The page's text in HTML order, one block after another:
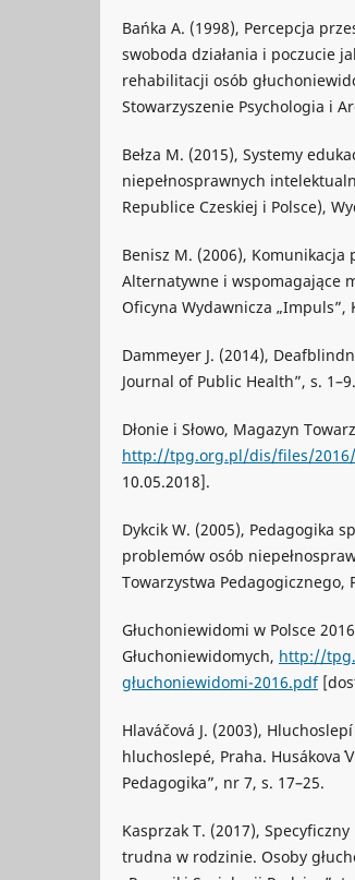
Bańka A. (1998), Percepcja
swoboda działania i poczucie
rehabilitacji osób
Stowarzyszenie Psychologia i
Bełza M. (2015), Systemy
niepełnosprawnych
Republice Czeskiej i Polsce),
Benisz M. (2006),
Alternatywne i wspomagające
Oficyna Wydawnicza „Impuls”,
Dammeyer J. (2014),
Journal of Public Health”, s. 1–9.
Dłonie i Słowo, Magazyn
http://tpg.org.pl/dis/files/2016/
10.05.2018].
Dykcik W. (2005), Pedagogika
problemów osób
Towarzystwa Pedagogicznego,
Głuchoniewidomi w Polsce
Głuchoniewidomych, http://
głuchoniewidomi-2016.pdf
Hlaváčová J. (2003),
hluchoslepé, Praha. Husákova´
Pedagogika”, nr 7, s. 17–25.
Kasprzak T. (2017),
trudna w rodzinie. Osoby